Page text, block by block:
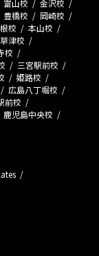
富山校
金沢校
豊橋校
岡崎校
校
本山校
津校
校
三宮駅前校
姫路校
広島八丁堀校
前校
鹿児島中央校